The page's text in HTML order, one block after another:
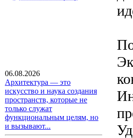
06.08.2026
Архитектура — это
искусство и наука создания
пространств, которые не
только служат
функциональным целям, но
и вызывают...